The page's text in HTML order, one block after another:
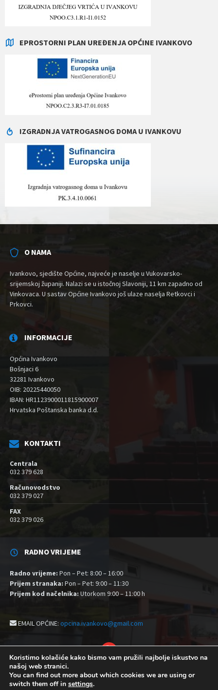
EPROSTORNI PLAN UREĐENJA OPĆINE IVANKOVO
IZGRADNJA VATROGASNOG DOMA U IVANKOVU
O NAMA
Ivankovo, sjedište Općine, najveće je naselje u Vukovarsko-
srijemskoj županiji. Nalazi se u istočnoj Slavoniji, 11 km zapadno od
Vinkovaca. U sastav Općine Ivankovo još ulaze naselja Retkovci i
Prkovci.
INFORMACIJE
Općina Ivankovo
Bošnjaci 6
32281 Ivankovo
OIB: 20225440050
IBAN: HR1123900011815900007
Hrvatska Poštanska banka d.d.
KONTAKTI
Centrala
032 379 628
Računovodstvo
032 379 027
FAX
032 379 026
RADNO VRIJEME
Radno vrijeme: Pon – Pet: 8:00 – 16:00
Prijem stranaka: Pon – Pet: 9:00 – 11:30
Prijem kod načelnika: Utorkom 9:00 – 11:00 h
EMAIL OPĆINE: opcina.ivankovo@gmail.com
YouTube
Izjava o pristupačnosti
Postavke kolačića
Koristimo kolačiće kako bismo vam pružili najbolje iskustvo na
našoj web stranici.
You can find out more about which cookies we are using or
switch them off in settings.